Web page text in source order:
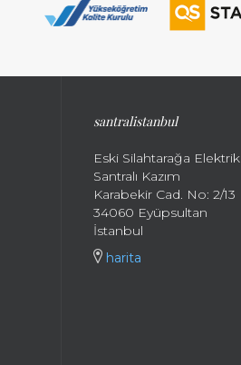
santralistanbul
Eski Silahtarağa Elektrik
Santralı Kazım
Karabekir Cad. No: 2/13
34060 Eyüpsultan
İstanbul
harita